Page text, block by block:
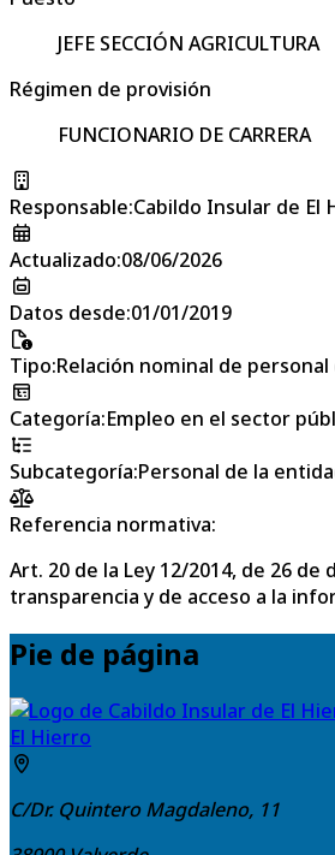
JEFE SECCIÓN AGRICULTURA
Régimen de provisión
FUNCIONARIO DE CARRERA
Responsable:Cabildo Insular de El
Actualizado:08/06/2026
Datos desde:01/01/2019
Tipo:Relación nominal de
Categoría:Empleo en el sector
Subcategoría:Personal de la
Referencia normativa:
Art. 20 de la Ley 12/2014, de 26 de
transparencia y de acceso a la
Pie de página
El Hierro
C/Dr. Quintero Magdaleno, 11